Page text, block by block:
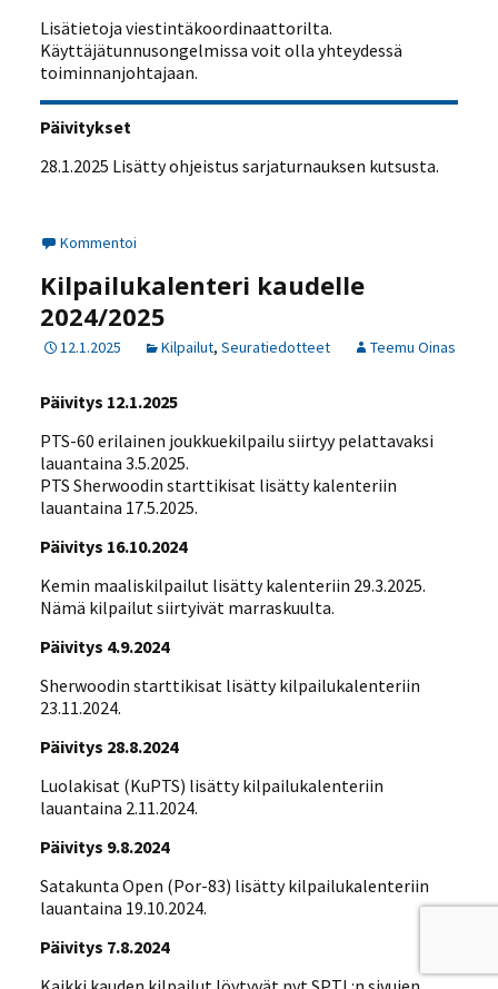
Lisätietoja viestintäkoordinaattorilta.
Käyttäjätunnusongelmissa voit olla yhteydessä
toiminnanjohtajaan.
Päivitykset
28.1.2025 Lisätty ohjeistus sarjaturnauksen kutsusta.
Kommentoi
Kilpailukalenteri kaudelle
2024/2025
12.1.2025 Kilpailut, Seuratiedotteet Teemu Oinas
Päivitys 12.1.2025
PTS-60 erilainen joukkuekilpailu siirtyy pelattavaksi
lauantaina 3.5.2025.
PTS Sherwoodin starttikisat lisätty kalenteriin
lauantaina 17.5.2025.
Päivitys 16.10.2024
Kemin maaliskilpailut lisätty kalenteriin 29.3.2025.
Nämä kilpailut siirtyivät marraskuulta.
Päivitys 4.9.2024
Sherwoodin starttikisat lisätty kilpailukalenteriin
23.11.2024.
Päivitys 28.8.2024
Luolakisat (KuPTS) lisätty kilpailukalenteriin
lauantaina 2.11.2024.
Päivitys 9.8.2024
Satakunta Open (Por-83) lisätty kilpailukalenteriin
lauantaina 19.10.2024.
Päivitys 7.8.2024